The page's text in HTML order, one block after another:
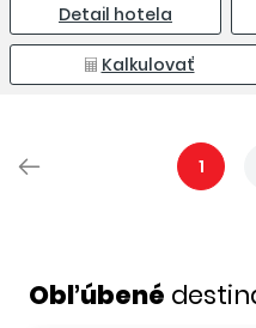
Detail hotela
Kalkulovať
1
Obľúbené